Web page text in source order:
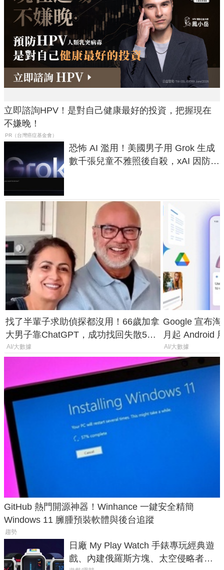
立即諮詢HPV！是對自己健康最好的投資，把握現在
不嫌晚！
PR（台灣癌症基金會）
恐怖 AI 濫用！美國男子用 Grok 生成
數千張兒童不雅照後自殺，xAI 因防護
找了半輩子求助偵探都沒用！66歲加拿
大男子靠ChatGPT，成功找回失散50
年家人
AI/大數據
Google 宣布
月起 Android
AI/大數據
GitHub 熱門開源神器！Winhance 一鍵安全精簡
Windows 11 臃腫預裝軟體與後台追蹤
趨勢
日廠 My Play Watch 手錶專玩經典遊
戲、內建俄羅斯方塊、太空侵略者，